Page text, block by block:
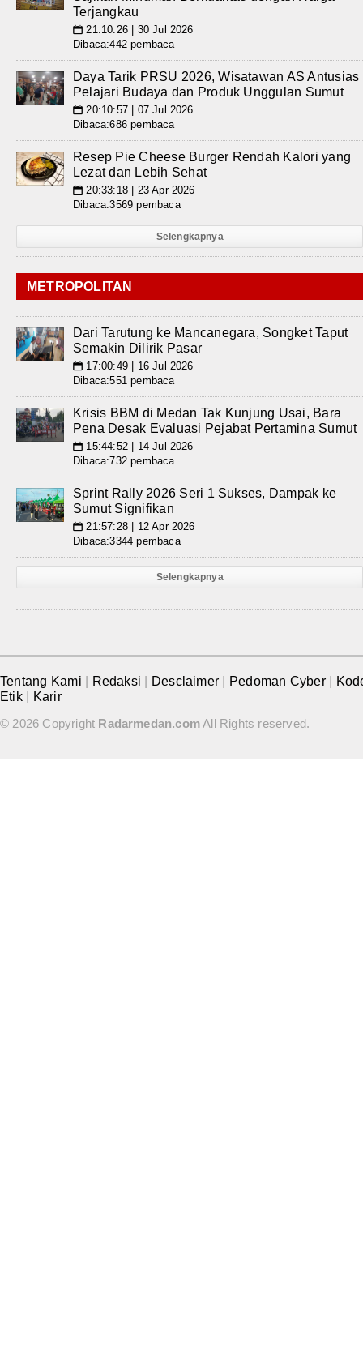
Terjangkau
📅 21:10:26 | 30 Jul 2026
Dibaca:442 pembaca
Daya Tarik PRSU 2026, Wisatawan AS Antusias
Pelajari Budaya dan Produk Unggulan Sumut
📅 20:10:57 | 07 Jul 2026
Dibaca:686 pembaca
Resep Pie Cheese Burger Rendah Kalori yang
Lezat dan Lebih Sehat
📅 20:33:18 | 23 Apr 2026
Dibaca:3569 pembaca
Selengkapnya
METROPOLITAN
Dari Tarutung ke Mancanegara, Songket Taput
Semakin Dilirik Pasar
📅 17:00:49 | 16 Jul 2026
Dibaca:551 pembaca
Krisis BBM di Medan Tak Kunjung Usai, Bara
Pena Desak Evaluasi Pejabat Pertamina Sumut
📅 15:44:52 | 14 Jul 2026
Dibaca:732 pembaca
Sprint Rally 2026 Seri 1 Sukses, Dampak ke
Sumut Signifikan
📅 21:57:28 | 12 Apr 2026
Dibaca:3344 pembaca
Selengkapnya
Tentang Kami Redaksi Desclaimer Pedoman Cyber
Etik
Karir
© 2026 Copyright Radarmedan.comAll Rights reserved.